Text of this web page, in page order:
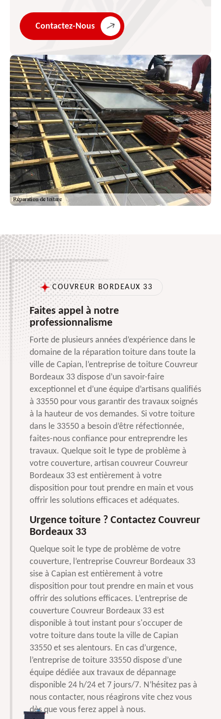
Contactez-Nous
COUVREUR BORDEAUX 33
Faites appel à notre
professionnalisme
Forte de plusieurs années d’expérience dans le
domaine de la réparation toiture dans toute la
ville de Capian, l’entreprise de toiture Couvreur
Bordeaux 33 dispose d’un savoir-faire
exceptionnel et d’une équipe d’artisans qualifiés
à 33550 pour vous garantir des travaux soignés
à la hauteur de vos demandes. Si votre toiture
dans le 33550 a besoin d’être réfectionnée,
faites-nous confiance pour entreprendre les
travaux. Quelque soit le type de problème à
votre couverture, artisan couvreur Couvreur
Bordeaux 33 est entièrement à votre
disposition pour tout prendre en main et vous
offrir les solutions efficaces et adéquates.
Urgence toiture ? Contactez Couvreur
Bordeaux 33
Quelque soit le type de problème de votre
couverture, l’entreprise Couvreur Bordeaux 33
sise à Capian est entièrement à votre
disposition pour tout prendre en main et vous
offrir des solutions efficaces. L’entreprise de
couverture Couvreur Bordeaux 33 est
disponible à tout instant pour s'occuper de
votre toiture dans toute la ville de Capian
33550 et ses alentours. En cas d’urgence,
l’entreprise de toiture 33550 dispose d’une
équipe dédiée aux travaux de dépannage
disponible 24 h/24 et 7 jours/7. N’hésitez pas à
nous contacter, nous réagirons vite chez vous
dès que vous ferez appel à nous.